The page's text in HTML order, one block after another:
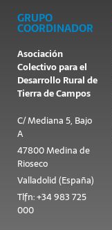
GRUPO
COORDINADOR
Asociación
Colectivo para el
Desarrollo Rural de
Tierra de Campos
C/ Mediana 5, Bajo
A
47800 Medina de
Rioseco
Valladolid (España)
Tlfn: +34 983 725
000